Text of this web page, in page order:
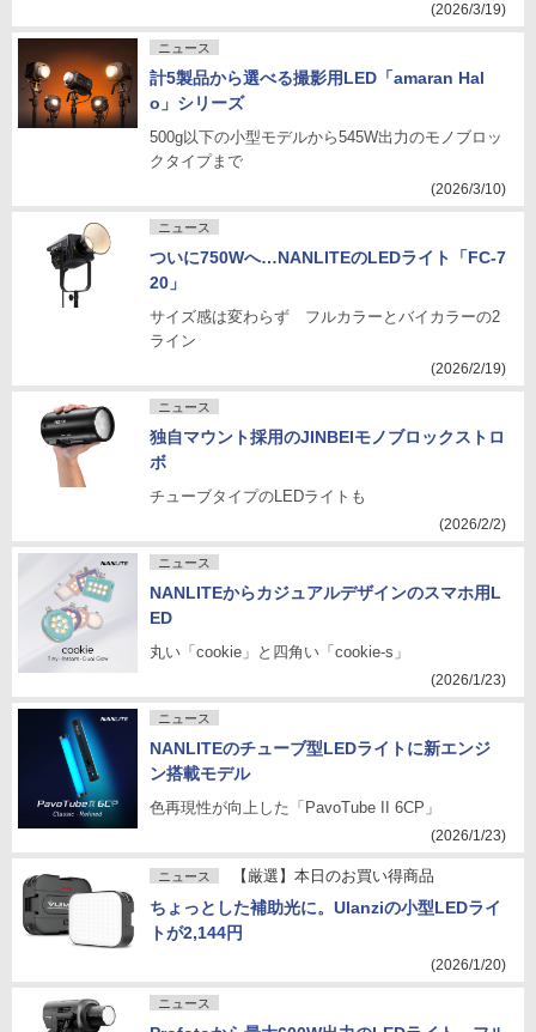
(2026/3/19)
ニュース
計5製品から選べる撮影用LED「amaran Hal
o」シリーズ
500g以下の小型モデルから545W出力のモノブロッ
クタイプまで
(2026/3/10)
ニュース
ついに750Wへ…NANLITEのLEDライト「FC-7
20」
サイズ感は変わらず フルカラーとバイカラーの2
ライン
(2026/2/19)
ニュース
独自マウント採用のJINBEIモノブロックストロ
ボ
チューブタイプのLEDライトも
(2026/2/2)
ニュース
NANLITEからカジュアルデザインのスマホ用L
ED
丸い「cookie」と四角い「cookie-s」
(2026/1/23)
ニュース
NANLITEのチューブ型LEDライトに新エンジ
ン搭載モデル
色再現性が向上した「PavoTube II 6CP」
(2026/1/23)
ニュース 【厳選】本日のお買い得商品
ちょっとした補助光に。Ulanziの小型LEDライ
トが2,144円
(2026/1/20)
ニュース